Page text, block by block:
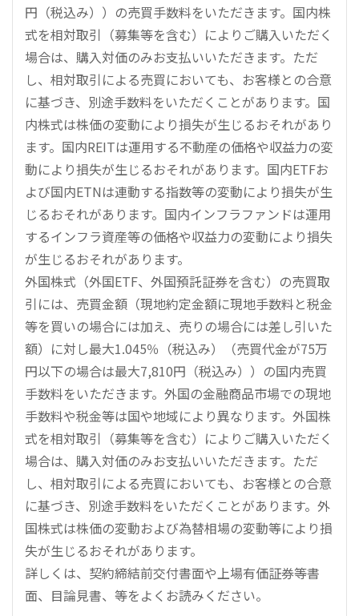
円（税込み））の売買手数料をいただきます。国内株
式を相対取引（募集等を含む）によりご購入いただく
場合は、購入対価のみお支払いいただきます。ただ
し、相対取引による売買においても、お客様との合意
に基づき、別途手数料をいただくことがあります。国
内株式は株価の変動により損失が生じるおそれがあり
ます。国内REITは運用する不動産の価格や収益力の変
動により損失が生じるおそれがあります。国内ETFお
よび国内ETNは連動する指数等の変動により損失が生
じるおそれがあります。国内インフラファンドは運用
するインフラ資産等の価格や収益力の変動により損失
が生じるおそれがあります。
外国株式（外国ETF、外国預託証券を含む）の売買取
引には、売買金額（現地約定金額に現地手数料と税金
等を買いの場合には加え、売りの場合には差し引いた
額）に対し最大1.045％（税込み）（売買代金が75万
円以下の場合は最大7,810円（税込み））の国内売買
手数料をいただきます。外国の金融商品市場での現地
手数料や税金等は国や地域により異なります。外国株
式を相対取引（募集等を含む）によりご購入いただく
場合は、購入対価のみお支払いいただきます。ただ
し、相対取引による売買においても、お客様との合意
に基づき、別途手数料をいただくことがあります。外
国株式は株価の変動および為替相場の変動等により損
失が生じるおそれがあります。
詳しくは、契約締結前交付書面や上場有価証券等書
面、目論見書、等をよくお読みください。